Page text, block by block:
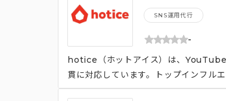
SNS運用代行
-
hotice（ホットアイス）は、
貫に対応しています。トップインフル